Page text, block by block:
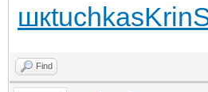
шкtuchkasKrin
Find